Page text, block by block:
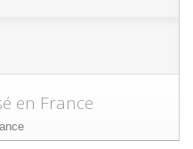
en France